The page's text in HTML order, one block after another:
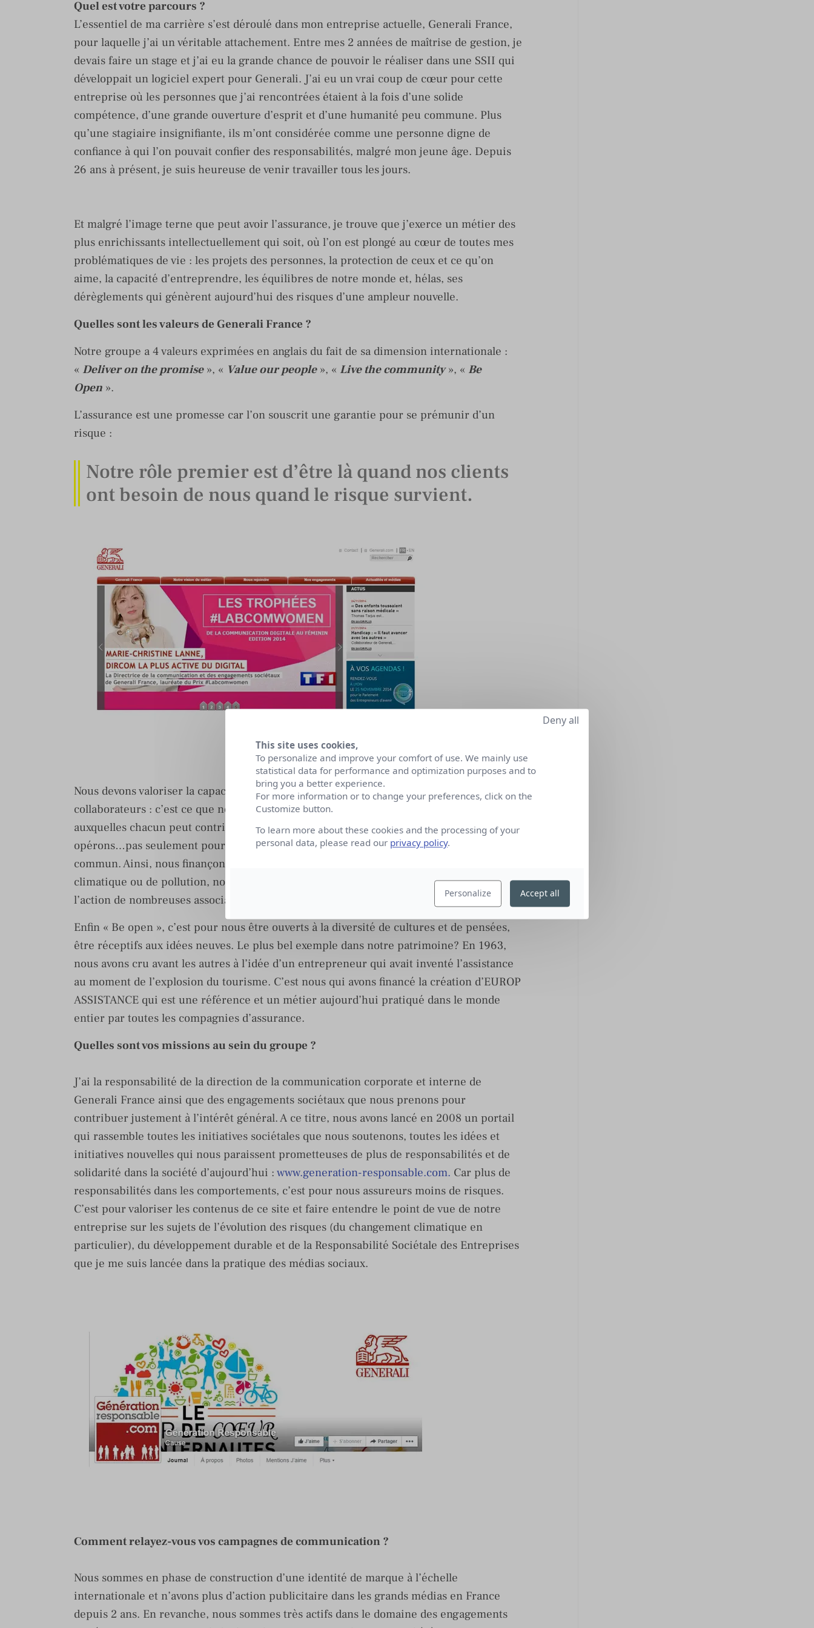
Quel est votre parcours ?
L’essentiel de ma carrière s’est déroulé dans mon entreprise actuelle, Generali France,
pour laquelle j’ai un véritable attachement. Entre mes 2 années de maîtrise de gestion, je
devais faire un stage et j’ai eu la grande chance de pouvoir le réaliser dans une SSII qui
développait un logiciel expert pour Generali. J’ai eu un vrai coup de cœur pour cette
entreprise où les personnes que j’ai rencontrées étaient à la fois d’une solide
compétence, d’une grande ouverture d’esprit et d’une humanité peu commune. Plus
qu’une stagiaire insignifiante, ils m’ont considérée comme une personne digne de
confiance à qui l’on pouvait confier des responsabilités, malgré mon jeune âge. Depuis
26 ans à présent, je suis heureuse de venir travailler tous les jours.
Et malgré l’image terne que peut avoir l’assurance, je trouve que j’exerce un métier des
plus enrichissants intellectuellement qui soit, où l’on est plongé au cœur de toutes mes
problématiques de vie : les projets des personnes, la protection de ceux et ce qu’on
aime, la capacité d’entreprendre, les équilibres de notre monde et, hélas, ses
dérèglements qui génèrent aujourd’hui des risques d’une ampleur nouvelle.
Quelles sont les valeurs de Generali France ?
Notre groupe a 4 valeurs exprimées en anglais du fait de sa dimension internationale :
« Deliver on the promise», « Value our people », « Live the community», « Be
Open ».
L’assurance est une promesse car l’on souscrit une garantie pour se prémunir d’un
risque :
Notre rôle premier est d’être là quand nos clients
ont besoin de nous quand le risque survient.
Nous devons valoriser la capacité d’initiative et la force de proposition de nos
collaborateurs : c’est ce que nous faisons, notamment au travers de visions participatives
auxquelles chacun peut contribuer. Nous vivons aussi au sein des marchés où nous
opérons…pas seulement pour faire notre métier mais aussi pour contribuer au bien
commun. Ainsi, nous finançons des recherches notamment en matière de changement
climatique ou de pollution, nous encourageons de nouvelles formes d’entreprenariat et
l’action de nombreuses associations.
Enfin « Be open », c’est pour nous être ouverts à la diversité de cultures et de pensées,
être réceptifs aux idées neuves. Le plus bel exemple dans notre patrimoine? En 1963,
nous avons cru avant les autres à l’idée d’un entrepreneur qui avait inventé l’assistance
au moment de l’explosion du tourisme. C’est nous qui avons financé la création d’EUROP
ASSISTANCE qui est une référence et un métier aujourd’hui pratiqué dans le monde
entier par toutes les compagnies d’assurance.
Quelles sont vos missions au sein du groupe ?
J’ai la responsabilité de la direction de la communication corporate et interne de
Generali France ainsi que des engagements sociétaux que nous prenons pour
contribuer justement à l’intérêt général. A ce titre, nous avons lancé en 2008 un portail
qui rassemble toutes les initiatives sociétales que nous soutenons, toutes les idées et
initiatives nouvelles qui nous paraissent prometteuses de plus de responsabilités et de
solidarité dans la société d’aujourd’hui : www.generation-responsable.com. Car plus de
responsabilités dans les comportements, c’est pour nous assureurs moins de risques.
C’est pour valoriser les contenus de ce site et faire entendre le point de vue de notre
entreprise sur les sujets de l’évolution des risques (du changement climatique en
particulier), du développement durable et de la Responsabilité Sociétale des Entreprises
que je me suis lancée dans la pratique des médias sociaux.
Comment relayez-vous vos campagnes de communication ?
Nous sommes en phase de construction d’une identité de marque à l’échelle
internationale et n’avons plus d’action publicitaire dans les grands médias en France
depuis 2 ans. En revanche, nous sommes très actifs dans le domaine des engagements
This site uses cookies,
To personalize and improve your comfort of use. We mainly use
statistical data for performance and optimization purposes and to
bring you a better experience.
For more information or to change your preferences, click on the
Customize button.
To learn more about these cookies and the processing of your
personal data, please read our privacy policy.
Personalize
Deny all
Accept all